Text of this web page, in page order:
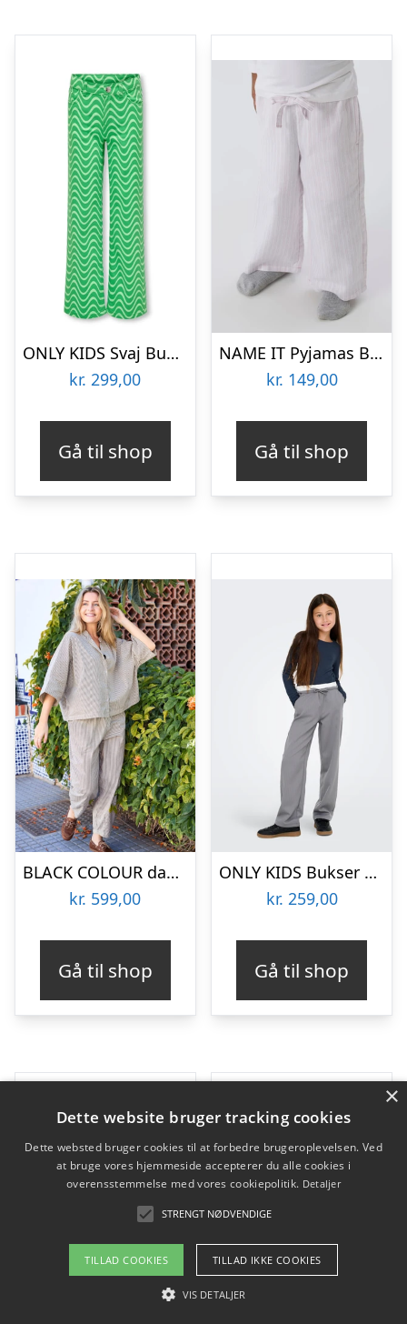
ONLY KIDS Svaj Bukser Agnete Rasperry Rose
kr. 299,00
Gå til shop
NAME IT Pyjamas Bukser Rikka Keepsake Lilac
kr. 149,00
Gå til shop
BLACK COLOUR dame bukser BCALLY – CREME
kr. 599,00
Gå til shop
ONLY KIDS Bukser Miley Medium Grey Melange Boxer
kr. 259,00
Gå til shop
×
Dette website bruger tracking cookies
Dette websted bruger cookies til at forbedre brugeroplevelsen. Ved
at bruge vores hjemmeside accepterer du alle cookies i
overensstemmelse med vores cookiepolitik. Detaljer
STRENGT NØDVENDIGE
TILLAD COOKIES TILLAD IKKE COOKIES
VIS DETALJER